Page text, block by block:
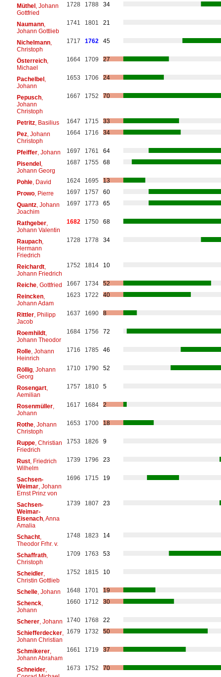
Müthel, Johann
Gottfried
1728 1788 34
Naumann,
Johann Gottlieb
1741 1801 21
Nichelmann,
Christoph
1717 1762 45
Österreich,
Michael
1664 1709 27
Pachelbel,
Johann
1653 1706 24
Pepusch,
Johann
Christoph
1667 1752 70
Petritz, Basilius 1647 1715
33
Pez, Johann
Christoph
1664 1716 34
Pfeiffer, Johann 1697 1761
64
Pisendel,
Johann Georg
1687 1755 68
Pohle, David 1624 1695
13
Prowo, Pierre 1697 1757
60
Quantz, Johann
Joachim
1697 1773 65
Rathgeber,
Johann Valentin
1682 1750 68
Raupach,
Hermann
Friedrich
1728 1778 34
Reichardt,
Johann Friedrich
1752 1814 10
Reiche, Gottfried 1667 1734
52
Reincken,
Johann Adam
1623 1722 40
Rittler, Philipp
Jacob
1637 1690 8
Roemhildt,
Johann Theodor
1684 1756 72
Rolle, Johann
Heinrich
1716 1785 46
Röllig, Johann
Georg
1710 1790 52
Rosengart,
Aemilian
1757 1810 5
Rosenmüller,
Johann
1617 1684 2
Rothe, Johann
Christoph
1653 1700 18
Ruppe, Christian
Friedrich
1753 1826 9
Rust, Friedrich
Wilhelm
1739 1796 23
Sachsen-
Weimar, Johann
Ernst Prinz von
1696 1715 19
Sachsen-
Weimar-
Eisenach, Anna
Amalia
1739 1807 23
Schacht,
Theodor Frhr. v.
1748 1823 14
Schaffrath,
Christoph
1709 1763 53
Scheidler,
Christin Gottlieb
1752 1815 10
Schelle, Johann 1648 1701
19
Schenck,
Johann
1660 1712 30
Scherer, Johann 1740 1768
22
Schiefferdecker,
Johann Christian
1679 1732 50
Schmikerer,
Johann Abraham
1661 1719 37
Schneider,
1673 1752 70